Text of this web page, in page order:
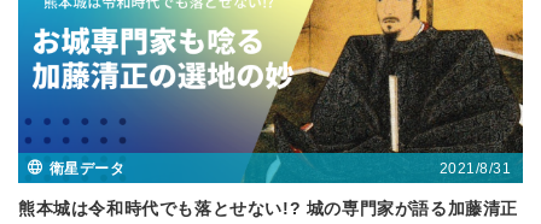
衛星データ 2021/8/31
熊本城は令和時代でも落とせない!? 城の専門家が語る加藤清正